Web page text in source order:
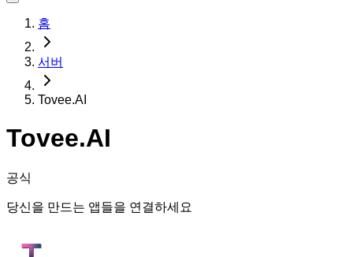
홈
서버
Tovee.AI
Tovee.AI
공식
당신을 만드는 앱들을 연결하세요